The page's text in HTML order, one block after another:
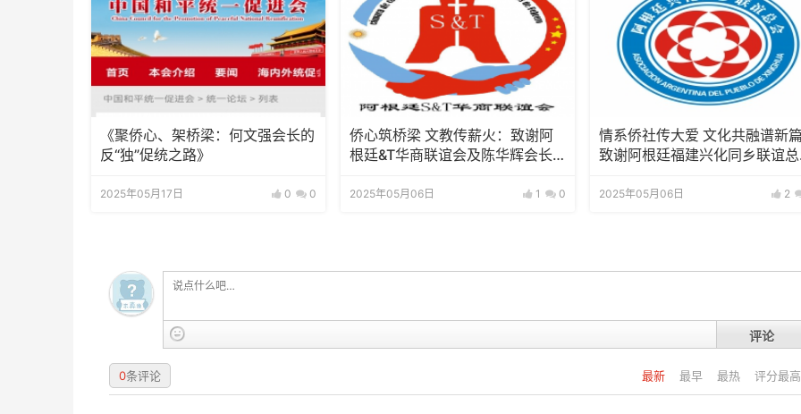
《聚侨心、架桥梁：何文强会长的
反“独”促统之路》
2025年05月17日 0 0
侨心筑桥梁 文教传薪火：致谢阿
根廷&T华商联谊会及陈华辉会长
2025年05月06日 1 0
情系侨社传大爱 文化共融谱新
致谢阿根廷福建兴化同乡联谊
2025年05月06日 2
评论
最新 最早 最热 评分最高
0条评论